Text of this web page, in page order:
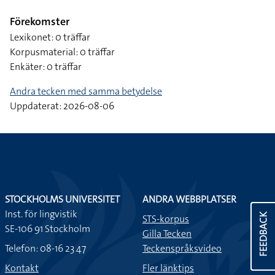
Förekomster
Lexikonet: 0 träffar
Korpusmaterial: 0 träffar
Enkäter: 0 träffar
Andra tecken med samma betydelse
Uppdaterat: 2026-08-06
FEEDBACK
STOCKHOLMS UNIVERSITET
Inst. för lingvistik
SE-106 91 Stockholm
Telefon: 08-16 23 47
Kontakt
ANDRA WEBBPLATSER
STS-korpus
Gilla Tecken
Teckenspråksvideo
Fler länktips